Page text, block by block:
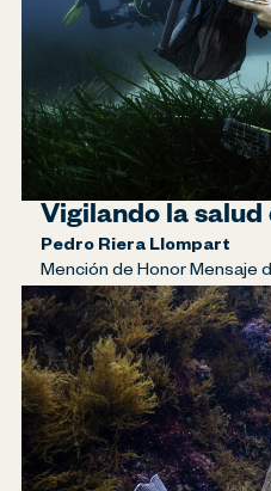
Vigilando la
Pedro Riera Llompart
Mención de Honor Mensaje